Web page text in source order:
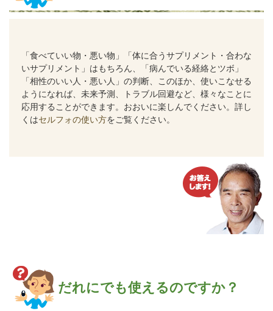
「食べていい物・悪い物」「体に合うサプリメント・合わな
いサプリメント」はもちろん、「病んでいる経絡とツボ」
「相性のいい人・悪い人」の判断、このほか、使いこなせる
ようになれば、未来予測、トラブル回避など、様々なことに
応用することができます。おおいに楽しんでください。詳し
くはセルフォの使い方をご覧ください。
だれにでも使えるのですか？